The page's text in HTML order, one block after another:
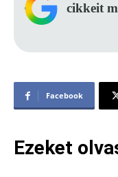
cikkeit
Facebook
Ezeket